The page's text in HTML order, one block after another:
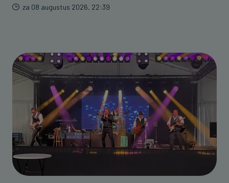
za 08 augustus 2026, 22:39